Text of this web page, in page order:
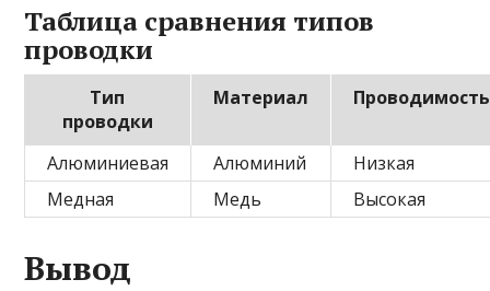
Таблица сравнения типов
проводки
Тип
проводки
Материал Проводимость
Алюминиевая Алюминий
Низкая
Медная
Медь Высокая
Вывод